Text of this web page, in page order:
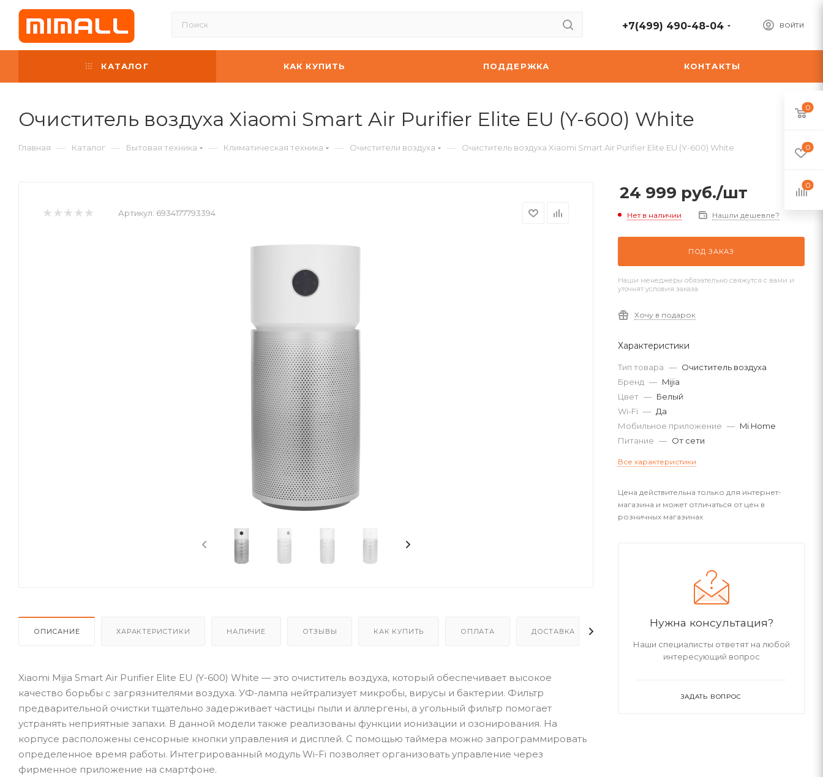
ВОЙТИ
+7(499) 490-48-04
КАТАЛОГ КАК КУПИТЬ ПОДДЕРЖКА КОНТАКТЫ
Очиститель воздуха Xiaomi Smart Air Purifier Elite EU (Y-600) White
Главная — Каталог — Бытовая техника — Климатическая техника — Очистители воздуха — Очиститель воздуха Xiaomi Smart Air Purifier Elite EU (Y-600) White
Артикул: 6934177793394
ОПИСАНИЕ ХАРАКТЕРИСТИКИ НАЛИЧИЕ ОТЗЫВЫ КАК КУПИТЬ ОПЛАТА ДОСТАВКА
Xiaomi Mijia Smart Air Purifier Elite EU (Y-600) White — это очиститель воздуха, который обеспечивает высокое
качество борьбы с загрязнителями воздуха. УФ-лампа нейтрализует микробы, вирусы и бактерии. Фильтр
предварительной очистки тщательно задерживает частицы пыли и аллергены, а угольный фильтр помогает
устранять неприятные запахи. В данной модели также реализованы функции ионизации и озонирования. На
корпусе расположены сенсорные кнопки управления и дисплей. С помощью таймера можно запрограммировать
определенное время работы. Интегрированный модуль Wi-Fi позволяет организовать управление через
фирменное приложение на смартфоне.
24 999 руб./шт
Нет в наличии Нашли дешевле?
ПОД ЗАКАЗ
Наши менеджеры обязательно свяжутся с вами и
уточнят условия заказа
Хочу в подарок
Характеристики
Тип товара — Очиститель воздуха
Бренд — Mijia
Цвет — Белый
Wi-Fi — Да
Мобильное приложение — Mi Home
Питание — От сети
Все характеристики
Цена действительна только для интернет-
магазина и может отличаться от цен в
розничных магазинах
Нужна консультация?
Наши специалисты ответят на любой
интересующий вопрос
ЗАДАТЬ ВОПРОС
0
0
0